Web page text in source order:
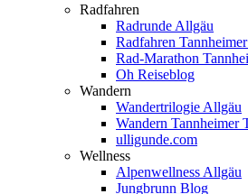
Radfahren
Radrunde Allgäu
Radfahren
Rad-Marathon
Oh Reiseblog
Wandern
Wandertrilogie Allgäu
Wandern Tannheimer
ulligunde.com
Wellness
Alpenwellness Allgäu
Jungbrunn Blog